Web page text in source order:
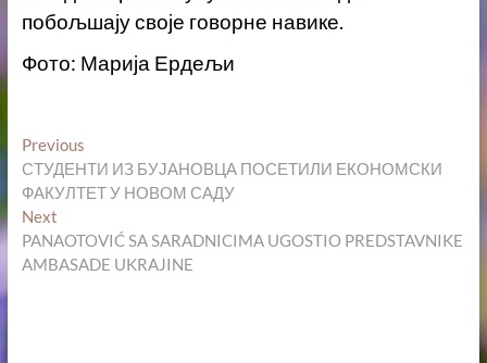
побољшају своје говорне навике.
Фото: Марија Ердељи
Кретање
чланка
PreviousPrevious
post:
СТУДЕНТИ ИЗ БУЈАНОВЦА ПОСЕТИЛИ ЕКОНОМСКИ
ФАКУЛТЕТ У НОВОМ САДУ
NextNext
post:
PANAOTOVIĆ SA SARADNICIMA UGOSTIO PREDSTAVNIKE
AMBASADE UKRAJINE